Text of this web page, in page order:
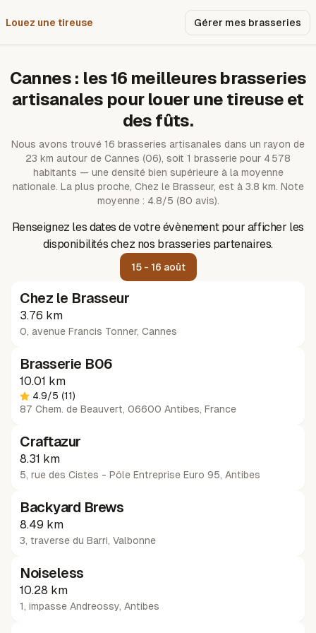
Louez une tireuse Gérer mes brasseries
Cannes: les16 meilleures brasseries
artisanales pour louer une tireuse et
des fûts.
Nous avons trouvé 16 brasseries artisanales dans un rayon de
23 km autour de Cannes (06), soit 1 brasserie pour 4 578
habitants — une densité bien supérieure à la moyenne
nationale. La plus proche, Chez le Brasseur, est à 3.8 km. Note
moyenne : 4.8/5 (80 avis).
Renseignez les dates de votre évènement pour afficher les
disponibilités chez nos brasseries partenaires.
15 - 16 août
Chez le Brasseur
3.76 km
0, avenue Francis Tonner, Cannes
Brasserie B06
10.01 km
4.9/5 (11)
87 Chem. de Beauvert, 06600 Antibes, France
Craftazur
8.31 km
5, rue des Cistes - Pôle Entreprise Euro 95, Antibes
Backyard Brews
8.49 km
3, traverse du Barri, Valbonne
Noiseless
10.28 km
1, impasse Andreossy, Antibes